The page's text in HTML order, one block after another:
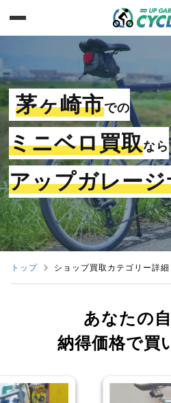
茅ヶ崎市での
ミニベロ買取なら
アップガレー
トップ ショップ買取カテゴリー詳細
あなたの自
納得価格で買